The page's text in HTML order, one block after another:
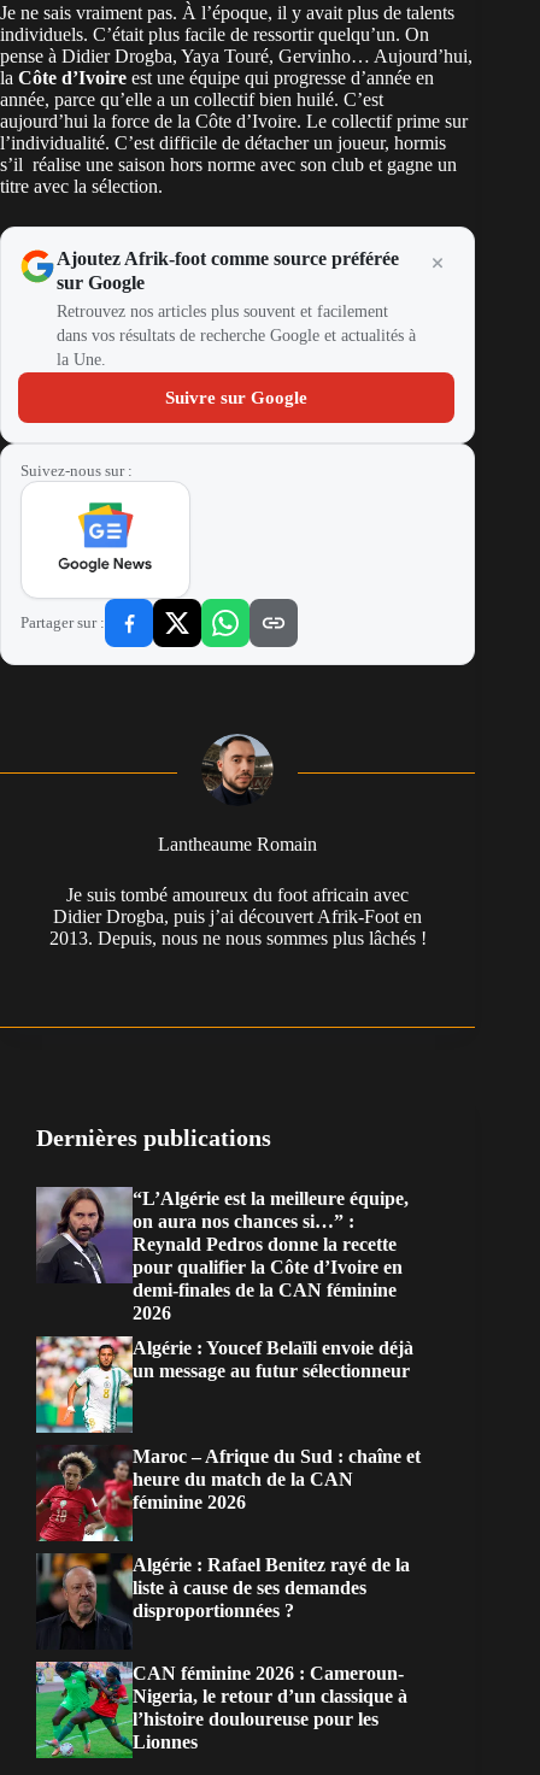
Je ne sais vraiment pas. À l’époque, il y avait plus de talents
individuels. C’était plus facile de ressortir quelqu’un. On
pense à Didier Drogba, Yaya Touré, Gervinho… Aujourd’hui,
la Côte d’Ivoire est une équipe qui progresse d’année en
année, parce qu’elle a un collectif bien huilé. C’est
aujourd’hui la force de la Côte d’Ivoire. Le collectif prime sur
l’individualité. C’est difficile de détacher un joueur, hormis
s’il réalise une saison hors norme avec son club et gagne un
titre avec la sélection.
Ajoutez Afrik-foot comme source préférée
sur Google
Retrouvez nos articles plus souvent et facilement
dans vos résultats de recherche Google et actualités à
la Une.
Suivre sur Google
Suivez-nous sur :
Partager sur :
Lantheaume Romain
Je suis tombé amoureux du foot africain avec
Didier Drogba, puis j’ai découvert Afrik-Foot en
2013. Depuis, nous ne nous sommes plus lâchés !
Dernières publications
“L’Algérie est la meilleure équipe,
on aura nos chances si…” :
Reynald Pedros donne la recette
pour qualifier la Côte d’Ivoire en
demi-finales de la CAN féminine
2026
Algérie : Youcef Belaïli envoie déjà
un message au futur sélectionneur
Maroc – Afrique du Sud : chaîne et
heure du match de la CAN
féminine 2026
Algérie : Rafael Benitez rayé de la
liste à cause de ses demandes
disproportionnées ?
CAN féminine 2026 : Cameroun-
Nigeria, le retour d’un classique à
l’histoire douloureuse pour les
Lionnes